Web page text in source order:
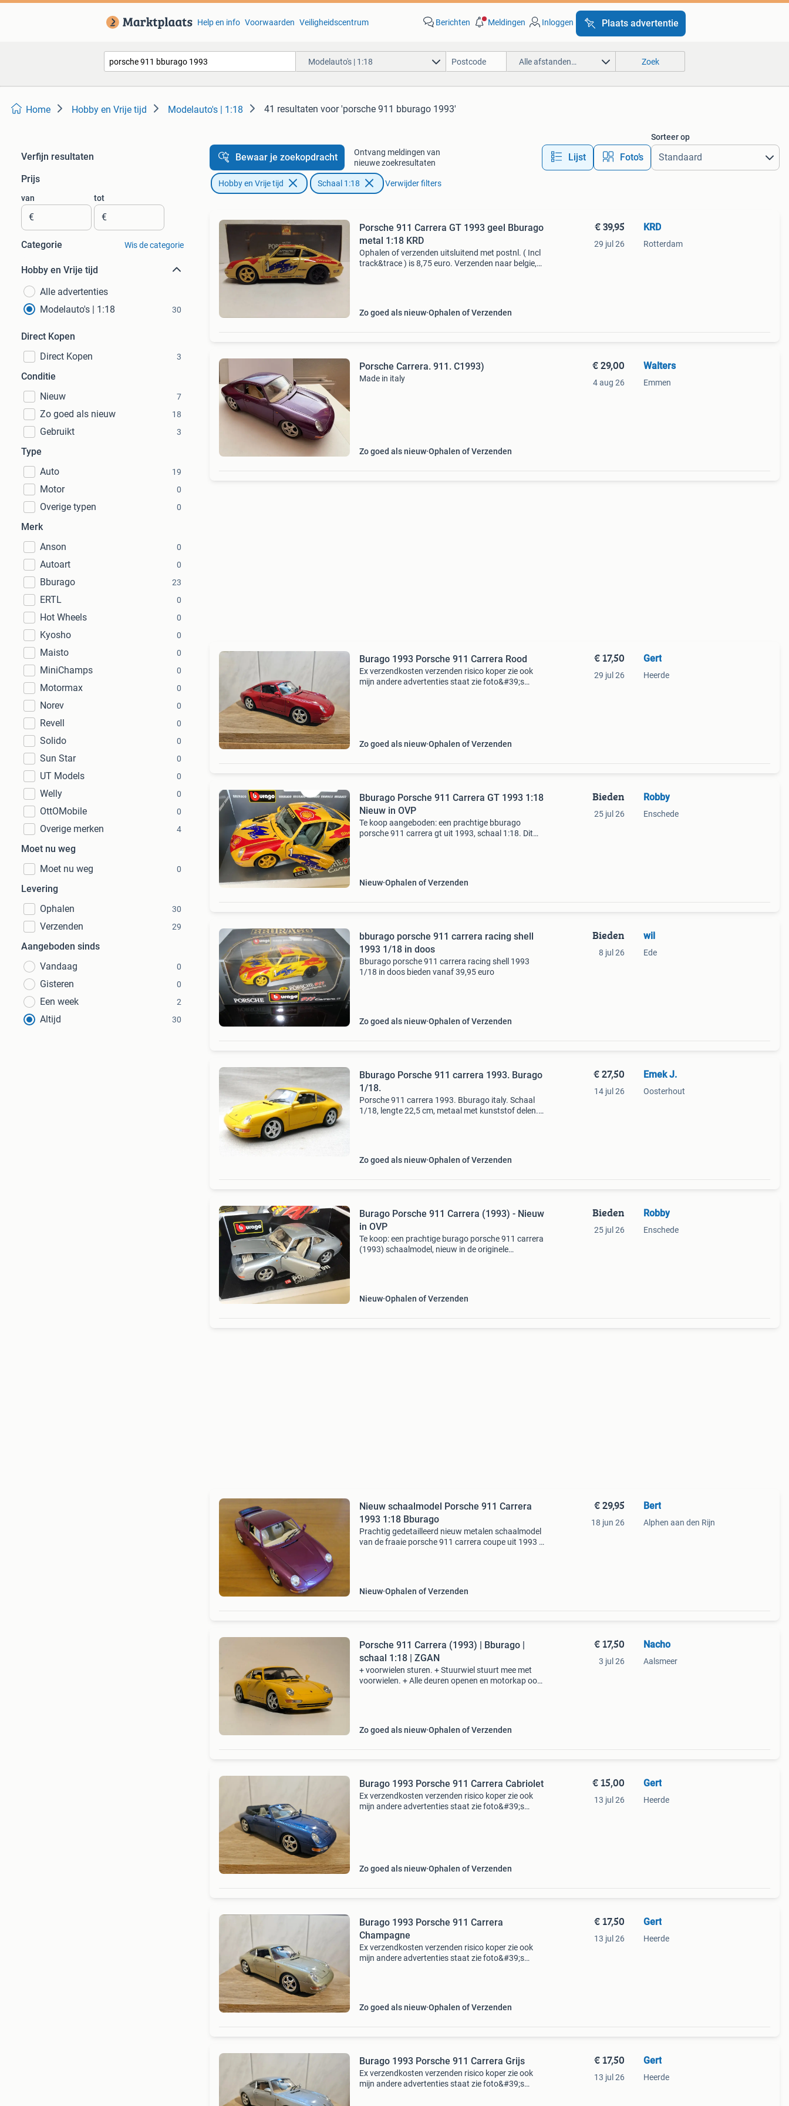
Help en info Voorwaarden Veiligheidscentrum Berichten Meldingen Inloggen Plaats advertentie
Modelauto's | 1:18 Alle afstanden… Zoek
Home Hobby en Vrije tijd Modelauto's | 1:18 41 resultaten voor 'porsche 911 bburago 1993'
Verfijn resultaten
Prijs
van
€
tot
€
Categorie Wis de categorie
Hobby en Vrije tijd
Alle advertenties
Modelauto's | 1:18
30
Direct Kopen
Direct Kopen
3
Conditie
Nieuw
7
Zo goed als nieuw 18
Gebruikt 3
Type
Auto
19
Motor 0
Overige typen 0
Merk
Anson
0
Autoart 0
Bburago 23
ERTL 0
Hot Wheels 0
Kyosho 0
Maisto 0
MiniChamps 0
Motormax 0
Norev 0
Revell 0
Solido 0
Sun Star 0
UT Models 0
Welly 0
OttOMobile 0
Overige merken 4
Moet nu weg
Moet nu weg
0
Levering
Ophalen
30
Verzenden 29
Aangeboden sinds
Vandaag
0
Gisteren 0
Een week 2
Altijd 30
Bewaar je zoekopdracht
Ontvang meldingen van
nieuwe zoekresultaten
Lijst Foto’s
Sorteer op
Hobby en Vrije tijd Schaal 1:18 Verwijder filters
Porsche 911 Carrera GT 1993 geel Bburago
metal 1:18 KRD
Ophalen of verzenden uitsluitend met postnl. ( Incl
track&trace ) is 8,75 euro. Verzenden naar belgie,
Zo goed als nieuw Ophalen of Verzenden
€ 39,95
29 jul 26
KRD
Rotterdam
Porsche Carrera. 911. C1993)
Made in italy
Zo goed als nieuw Ophalen of Verzenden
€ 29,00
4 aug 26
Walters
Emmen
Burago 1993 Porsche 911 Carrera Rood
Ex verzendkosten verzenden risico koper zie ook
mijn andere advertenties staat zie foto&#39;s
Zo goed als nieuw Ophalen of Verzenden
€ 17,50
29 jul 26
Gert
Heerde
Bburago Porsche 911 Carrera GT 1993 1:18
Nieuw in OVP
Te koop aangeboden: een prachtige bburago
porsche 911 carrera gt uit 1993, schaal 1:18. Dit
Nieuw Ophalen of Verzenden
Bieden
25 jul 26
Robby
Enschede
bburago porsche 911 carrera racing shell
1993 1/18 in doos
Bburago porsche 911 carrera racing shell 1993
1/18 in doos bieden vanaf 39,95 euro
Zo goed als nieuw Ophalen of Verzenden
Bieden
8 jul 26
wil
Ede
Bburago Porsche 911 carrera 1993. Burago
1/18.
Porsche 911 carrera 1993. Bburago italy. Schaal
1/18, lengte 22,5 cm, metaal met kunststof delen.
Zo goed als nieuw Ophalen of Verzenden
€ 27,50
14 jul 26
Emek J.
Oosterhout
Burago Porsche 911 Carrera (1993) - Nieuw
in OVP
Te koop: een prachtige burago porsche 911 carrera
(1993) schaalmodel, nieuw in de originele
Nieuw Ophalen of Verzenden
Bieden
25 jul 26
Robby
Enschede
Nieuw schaalmodel Porsche 911 Carrera
1993 1:18 Bburago
Prachtig gedetailleerd nieuw metalen schaalmodel
van de fraaie porsche 911 carrera coupe uit 1993 in
Nieuw Ophalen of Verzenden
€ 29,95
18 jun 26
Bert
Alphen aan den Rijn
Porsche 911 Carrera (1993) | Bburago |
schaal 1:18 | ZGAN
+ voorwielen sturen. + Stuurwiel stuurt mee met
voorwielen. + Alle deuren openen en motorkap ook.
Zo goed als nieuw Ophalen of Verzenden
€ 17,50
3 jul 26
Nacho
Aalsmeer
Burago 1993 Porsche 911 Carrera Cabriolet
Ex verzendkosten verzenden risico koper zie ook
mijn andere advertenties staat zie foto&#39;s
Zo goed als nieuw Ophalen of Verzenden
€ 15,00
13 jul 26
Gert
Heerde
Burago 1993 Porsche 911 Carrera
Champagne
Ex verzendkosten verzenden risico koper zie ook
mijn andere advertenties staat zie foto&#39;s
Zo goed als nieuw Ophalen of Verzenden
€ 17,50
13 jul 26
Gert
Heerde
Burago 1993 Porsche 911 Carrera Grijs
Ex verzendkosten verzenden risico koper zie ook
mijn andere advertenties staat zie foto&#39;s
€ 17,50
13 jul 26
Gert
Heerde